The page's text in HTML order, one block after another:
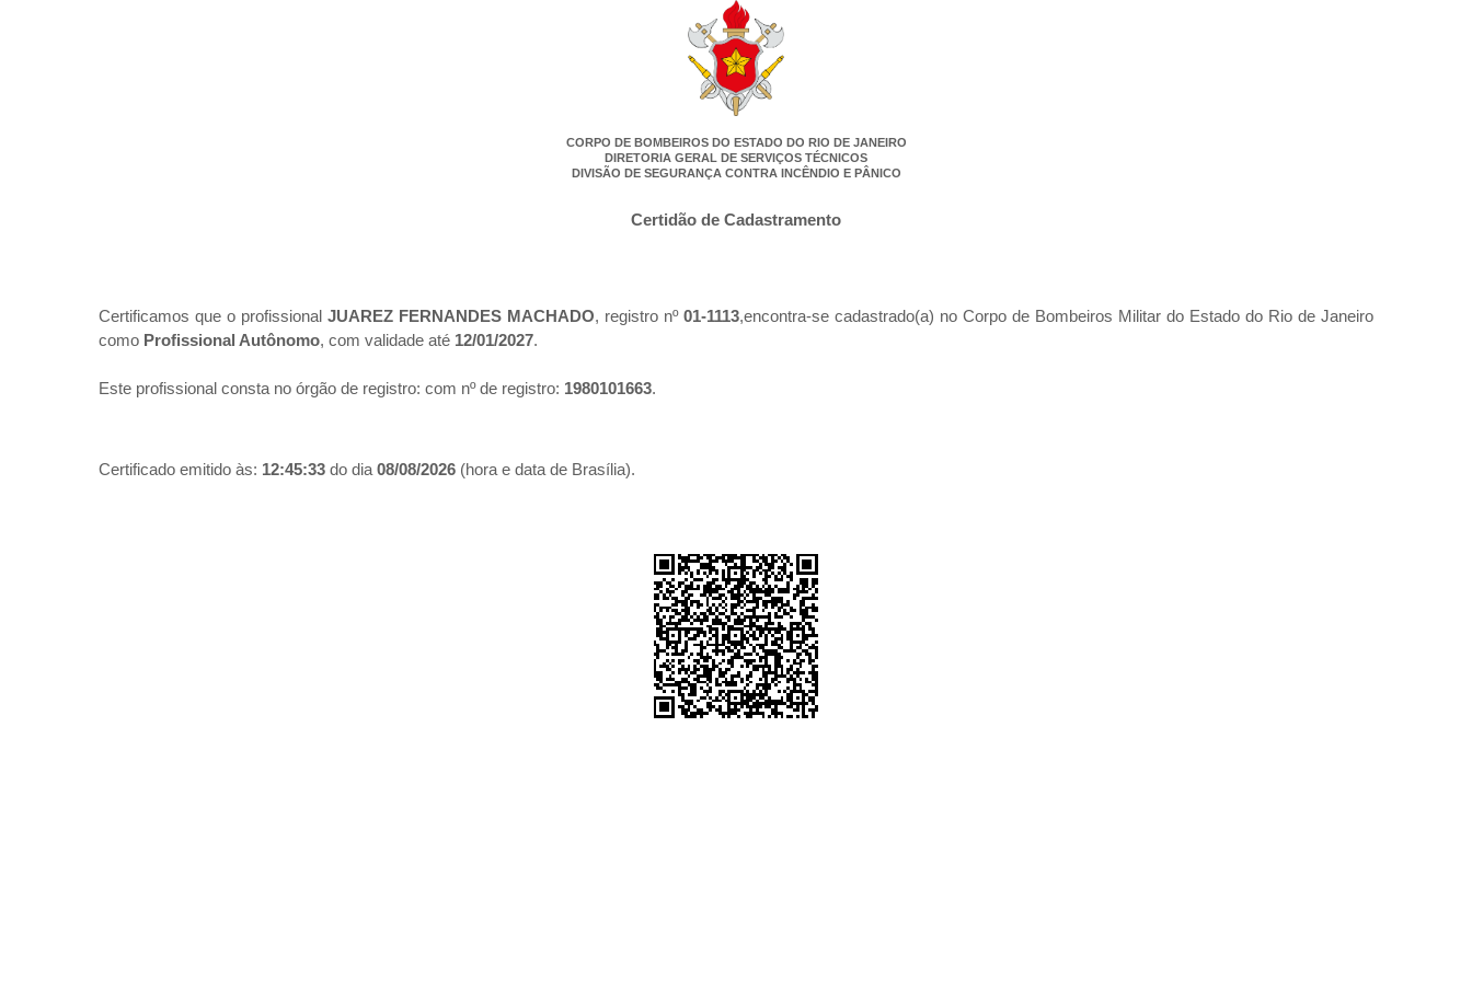
CORPO DE BOMBEIROS DO ESTADO DO RIO DE JANEIRO
DIRETORIA GERAL DE SERVIÇOS TÉCNICOS
DIVISÃO DE SEGURANÇA CONTRA INCÊNDIO E PÂNICO
Certidão de Cadastramento
Certificamos que o profissional JUAREZ FERNANDES MACHADO, registro nº 01-1113,encontra-se cadastrado(a) no Corpo de Bombeiros Militar do Estado do Rio de Janeiro
como Profissional Autônomo, com validade até 12/01/2027.
Este profissional consta no órgão de registro: com nº de registro: 1980101663.
Certificado emitido às: 12:45:33 do dia 08/08/2026 (hora e data de Brasília).